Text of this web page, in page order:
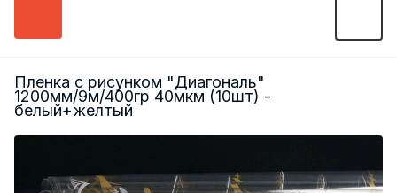
Пленка с рисунком "Диагональ"
1200мм/9м/400гр 40мкм (10шт) -
белый+желтый